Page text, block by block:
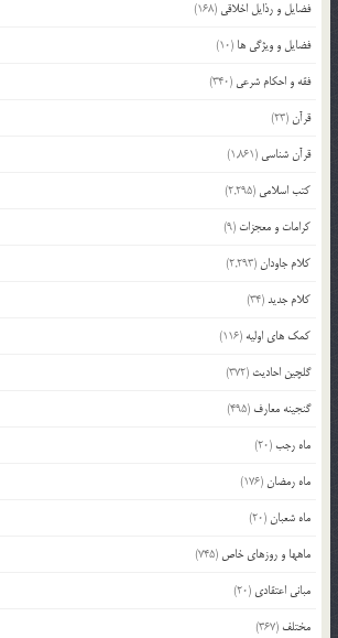
فضایل و رذایل اخلاقی (168)
فضایل و ویژگی ها (10)
فقه و احکام شرعی (340)
قرآن (23)
قرآن شناسی (1,861)
کتب اسلامی (2,295)
کرامات و معجزات (9)
کلام جاودان (2,293)
کلام جدید(34)
کمک های اولیه (116)
گلچین احادیث (372)
گنجینه معارف (495)
ماه رجب(20)
ماه رمضان (176)
ماه شعبان (20)
ماهها و روزهای خاص (745)
مبانی اعتقادی (20)
مختلف (367)